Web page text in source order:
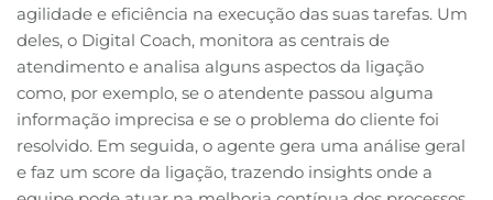
agilidade e eficiência na execução das suas tarefas. Um
deles, o Digital Coach, monitora as centrais de
atendimento e analisa alguns aspectos da ligação
como, por exemplo, se o atendente passou alguma
informação imprecisa e se o problema do cliente foi
resolvido. Em seguida, o agente gera uma análise geral
e faz um score da ligação, trazendo insights onde a